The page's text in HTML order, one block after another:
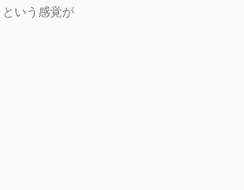
いう感覚が